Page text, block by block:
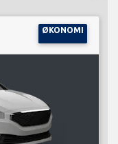
ØKONOMI